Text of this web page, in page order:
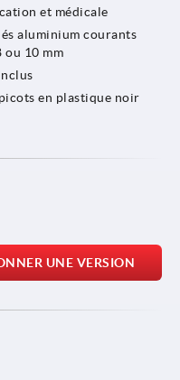
et médicale
aluminium courants
ou 10 mm
en plastique noir
UNE VERSION